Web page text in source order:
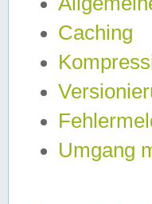
Caching
Umgang